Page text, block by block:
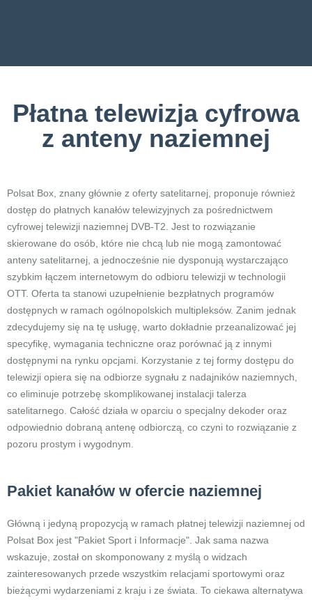
Płatna telewizja cyfrowa
z anteny naziemnej
Polsat Box, znany głównie z oferty satelitarnej, proponuje również
dostęp do płatnych kanałów telewizyjnych za pośrednictwem
cyfrowej telewizji naziemnej DVB-T2. Jest to rozwiązanie
skierowane do osób, które nie chcą lub nie mogą zamontować
anteny satelitarnej, a jednocześnie nie dysponują wystarczająco
szybkim łączem internetowym do odbioru telewizji w technologii
OTT. Oferta ta stanowi uzupełnienie bezpłatnych programów
dostępnych w ramach ogólnopolskich multipleksów. Zanim jednak
zdecydujemy się na tę usługę, warto dokładnie przeanalizować jej
specyfikę, wymagania techniczne oraz porównać ją z innymi
dostępnymi na rynku opcjami. Korzystanie z tej formy dostępu do
telewizji opiera się na odbiorze sygnału z nadajników naziemnych,
co eliminuje potrzebę skomplikowanej instalacji talerza
satelitarnego. Całość działa w oparciu o specjalny dekoder oraz
odpowiednio dobraną antenę odbiorczą, co czyni to rozwiązanie z
pozoru prostym i wygodnym.
Pakiet kanałów w ofercie naziemnej
Główną i jedyną propozycją w ramach płatnej telewizji naziemnej od
Polsat Box jest "Pakiet Sport i Informacje". Jak sama nazwa
wskazuje, został on skomponowany z myślą o widzach
zainteresowanych przede wszystkim relacjami sportowymi oraz
bieżącymi wydarzeniami z kraju i ze świata. To ciekawa alternatywa